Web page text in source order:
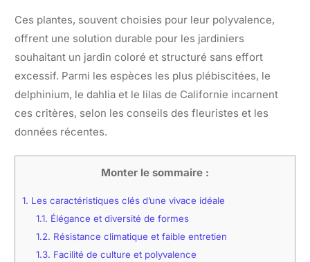
Ces plantes, souvent choisies pour leur polyvalence,
offrent une solution durable pour les jardiniers
souhaitant un jardin coloré et structuré sans effort
excessif. Parmi les espèces les plus plébiscitées, le
delphinium, le dahlia et le lilas de Californie incarnent
ces critères, selon les conseils des fleuristes et les
données récentes.
Monter le sommaire :
1. Les caractéristiques clés d’une vivace idéale
1.1. Élégance et diversité de formes
1.2. Résistance climatique et faible entretien
1.3. Facilité de culture et polyvalence